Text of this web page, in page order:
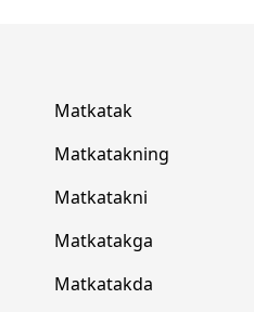
Matkatak
Matkatakning
Matkatakni
Matkatakga
Matkatakda